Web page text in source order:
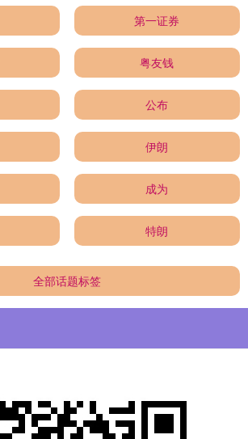
第一证券
粤友钱
公布
伊朗
成为
特朗
全部话题标签